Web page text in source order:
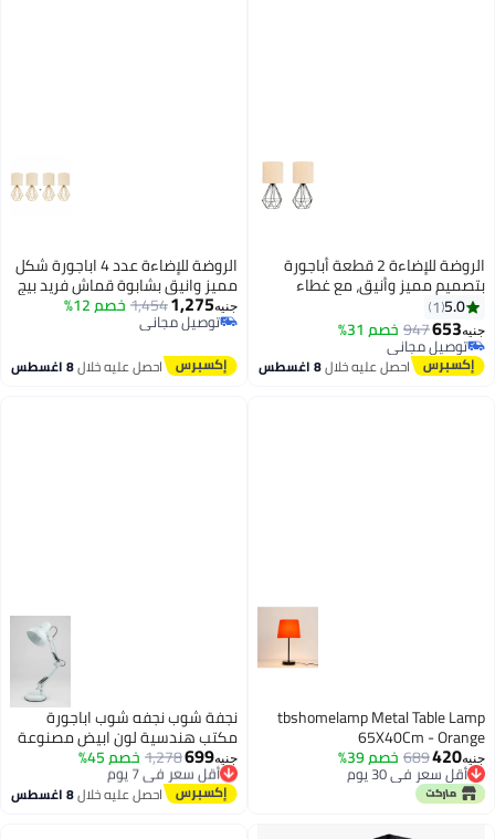
الروضة للإضاءة 2 قطعة أباجورة
بتصميم مميز وأنيق، مع غطاء
قماشي فريد ومعدن - اباجورة
مودرن لغرف النوم والمعيشة |
اللون: اسود × بيج | المقاس:
50x25x25 سم
5.0
1
جنيه653
947 خصم 31%
توصيل مجاني
توصيل مجانياحصل عليه خلال8 اغسطس
الروضة للإضاءة عدد 4 اباجورة شكل
مميز وانيق بشابوة قماش فريد بيج
25x50cm
جنيه1,275
1,454خصم 12%
توصيل مجاني
توصيل مجاني
احصل عليه خلال8 اغسطس
tbshomelamp Metal Table Lamp
65X40Cm - Orange
جنيه420
689 خصم 39%
أقل سعر في 30 يوم
أقل سعر في 30 يوم
نجفة شوب نجفه شوب اباجورة
مكتب هندسية لون ابيض مصنوعة
من المعدن الغير قابل للصدأ ، مقاس
35*35*60
جنيه699
1,278خصم 45% أقل سعر في 7 يوم
توصيل مجاني
أقل سعر في 7 يوماحصل عليه خلال8 اغسطس